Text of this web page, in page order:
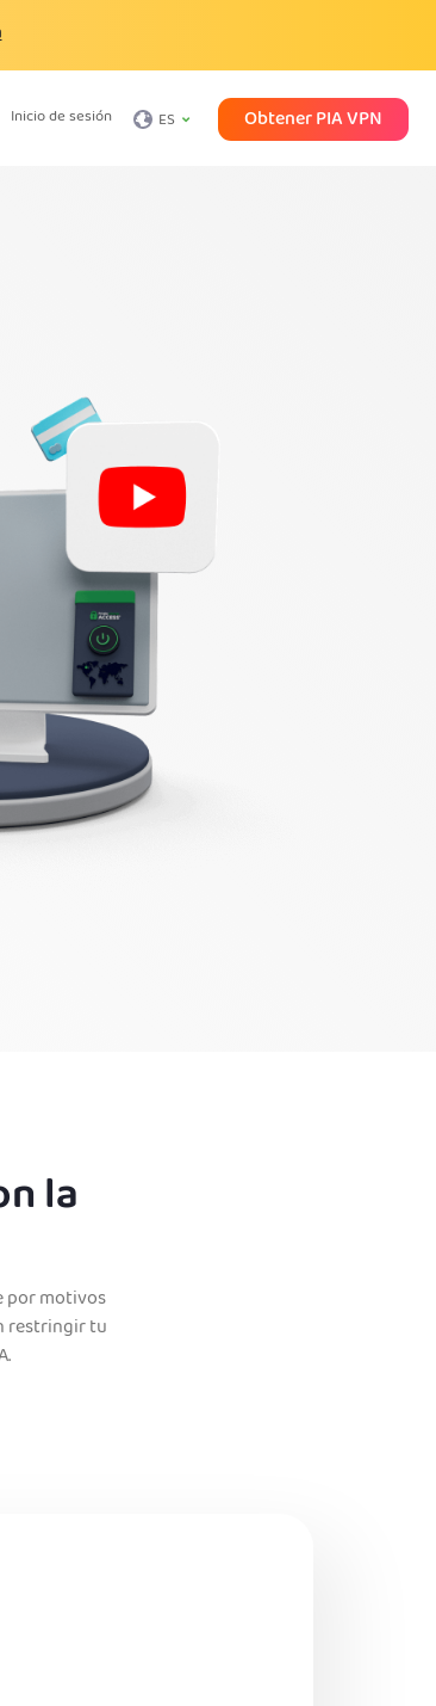
Inicio de sesión ES Obtener PIA VPN
la
por motivos
restringir tu